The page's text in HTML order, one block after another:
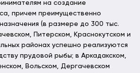
на создание
причем преимущественно
(в размере до 300 тыс.
Питерском, Краснокутском и
районах успешно реализуются
прудовой рыбы; в Аркадакском,
Вольском, Дергачевском